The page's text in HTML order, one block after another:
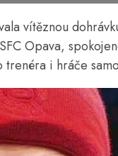
vítěznou
Opava,
trenéra i hráče